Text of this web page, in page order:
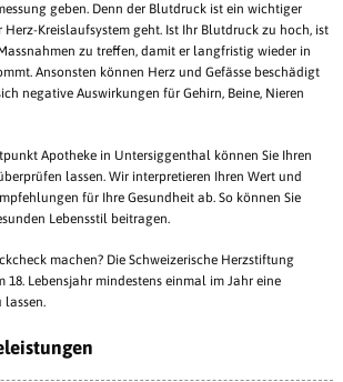
geben. Denn der Blutdruck ist ein wichtiger
Herz-Kreislaufsystem geht. Ist Ihr Blutdruck zu hoch, ist
zu treffen, damit er langfristig wieder in
Ansonsten können Herz und Gefässe beschädigt
negative Auswirkungen für Gehirn, Beine, Nieren
Apotheke in Untersiggenthal können Sie Ihren
lassen. Wir interpretieren Ihren Wert und
für Ihre Gesundheit ab. So können Sie
Lebensstil beitragen.
machen? Die Schweizerische Herzstiftung
Lebensjahr mindestens einmal im Jahr eine
lassen.